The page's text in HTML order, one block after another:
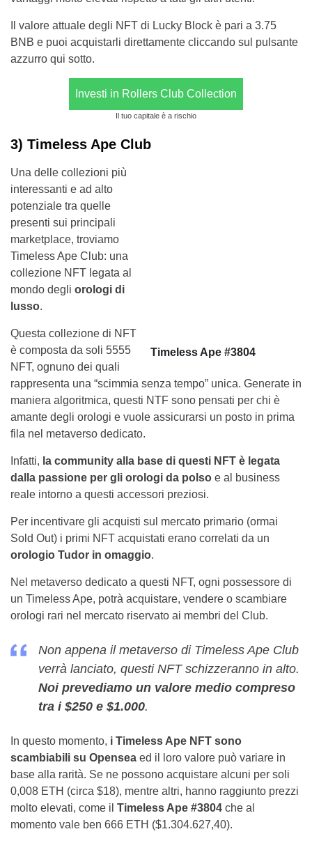
Il valore attuale degli NFT di Lucky Block è pari a 3.75
BNB e puoi acquistarli direttamente cliccando sul pulsante
azzurro qui sotto.
Investi in Rollers Club Collection
Il tuo capitale è a rischio
3) Timeless Ape Club
Timeless Ape #3804
Una delle collezioni più
interessanti e ad alto
potenziale tra quelle
presenti sui principali
marketplace, troviamo
Timeless Ape Club: una
collezione NFT legata al
mondo degli orologi di
lusso.
Questa collezione di NFT
è composta da soli 5555
NFT, ognuno dei quali
rappresenta una “scimmia senza tempo” unica. Generate in
maniera algoritmica, questi NTF sono pensati per chi è
amante degli orologi e vuole assicurarsi un posto in prima
fila nel metaverso dedicato.
Infatti, la community alla base di questi NFT è legata
dalla passione per gli orologi da polso e al business
reale intorno a questi accessori preziosi.
Per incentivare gli acquisti sul mercato primario (ormai
Sold Out) i primi NFT acquistati erano correlati da un
orologio Tudor in omaggio.
Nel metaverso dedicato a questi NFT, ogni possessore di
un Timeless Ape, potrà acquistare, vendere o scambiare
orologi rari nel mercato riservato ai membri del Club.
Non appena il metaverso di Timeless Ape Club
verrà lanciato, questi NFT schizzeranno in alto.
Noi prevediamo un valore medio compreso
tra i $250 e $1.000.
In questo momento, i Timeless Ape NFT sono
scambiabili su Opensea ed il loro valore può variare in
base alla rarità. Se ne possono acquistare alcuni per soli
0,008 ETH (circa $18), mentre altri, hanno raggiunto prezzi
molto elevati, come il Timeless Ape #3804 che al
momento vale ben 666 ETH ($1.304.627,40).